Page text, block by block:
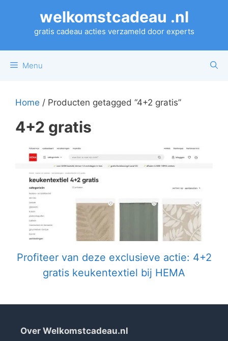
welkomstcadeau .nl
gratis cadeau acties verzameld door experts
Menu
Home / Producten getagged “4+2 gratis”
4+2 gratis
Profiteer van deze exclusieve actie: 4+2
gratis keukentextiel bij HEMA
Over Welkomstcadeau.nl